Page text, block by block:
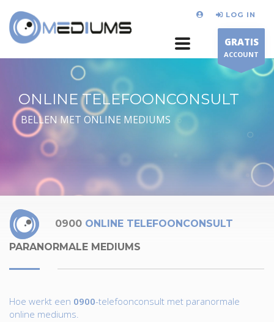
LOG IN
GRATIS
ACCOUNT
ONLINE TELEFOONCONSULT
BELLEN MET ONLINE MEDIUMS
0900 ONLINE TELEFOONCONSULT
PARANORMALE MEDIUMS
Hoe werkt een 0900-telefoonconsult met paranormale
online mediums.